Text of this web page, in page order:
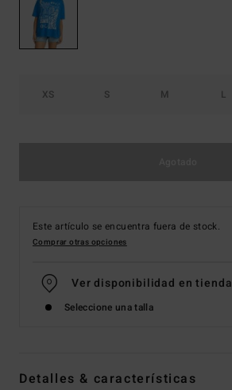
XS S M L
Este artículo se encuentra fuera de stock.
Comprar otras opciones
Ver disponibilidad en tienda
Seleccione una talla
Detalles & características